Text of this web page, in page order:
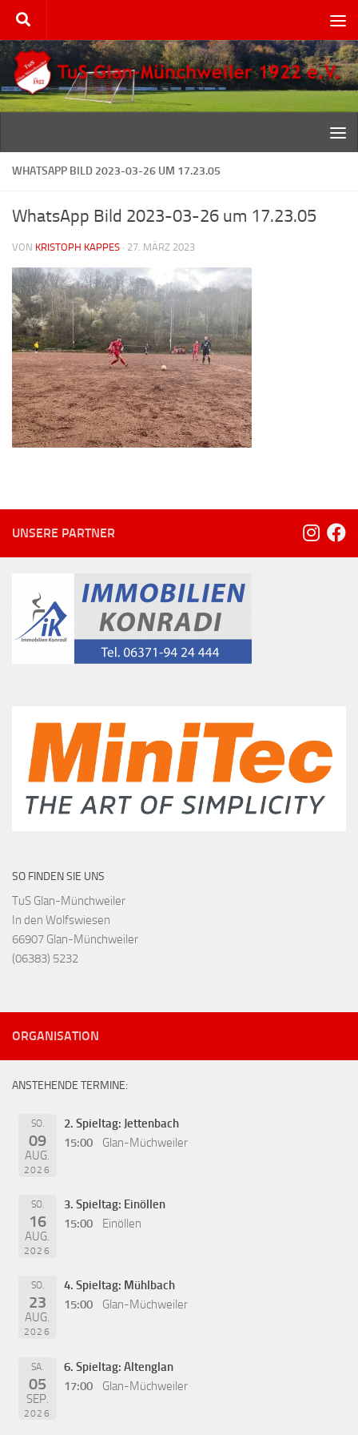
Zum Inhalt springen
WHATSAPP BILD 2023-03-26 UM 17.23.05
WhatsApp Bild 2023-03-26 um 17.23.05
VON KRISTOPH KAPPES · 27. MÄRZ 2023
UNSERE PARTNER
SO FINDEN SIE UNS
TuS Glan-Münchweiler
In den Wolfswiesen
66907 Glan-Münchweiler
(06383) 5232
ORGANISATION
ANSTEHENDE TERMINE:
SO.
09
AUG.
2026
2. Spieltag: Jettenbach
15:00
Glan-Müchweiler
SO.
16
AUG.
2026
3. Spieltag: Einöllen
15:00
Einöllen
SO.
23
AUG.
2026
4. Spieltag: Mühlbach
15:00
Glan-Müchweiler
SA.
05
SEP.
2026
6. Spieltag: Altenglan
17:00
Glan-Müchweiler